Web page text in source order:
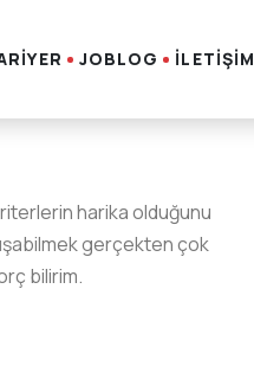
JOBLOG İLETİŞİM
harika olduğunu
gerçekten çok
bilirim.